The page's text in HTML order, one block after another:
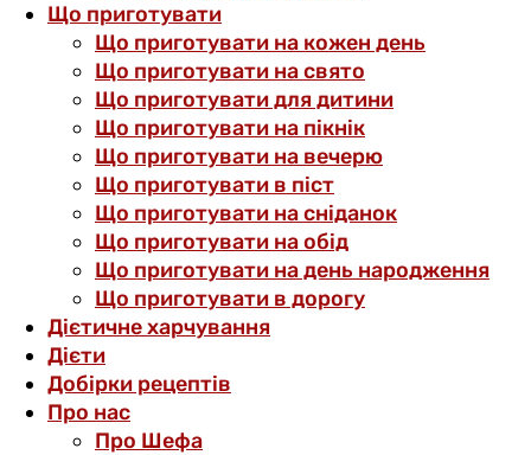
Що приготувати
Що приготувати на кожен день
Що приготувати на свято
Що приготувати для дитини
Що приготувати на пікнік
Що приготувати на вечерю
Що приготувати в піст
Що приготувати на сніданок
Що приготувати на обід
Що приготувати на день народження
Що приготувати в дорогу
Дієтичне харчування
Дієти
Добірки рецептів
Про нас
Про Шефа